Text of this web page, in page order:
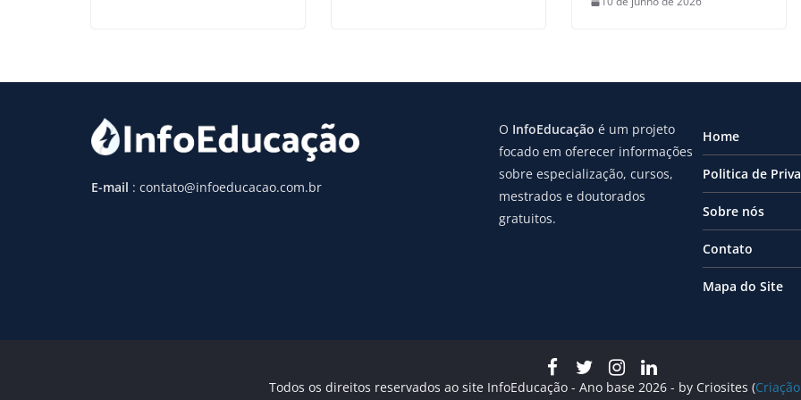
E-mail : contato@infoeducacao.com.br
O InfoEducação é um projeto
focado em oferecer informações
sobre especialização, cursos,
mestrados e doutorados
gratuitos.
Home
Politica de
Sobre nós
Contato
Mapa do Site
Todos os direitos reservados ao site InfoEducação - Ano base 2026 - by Criosites (